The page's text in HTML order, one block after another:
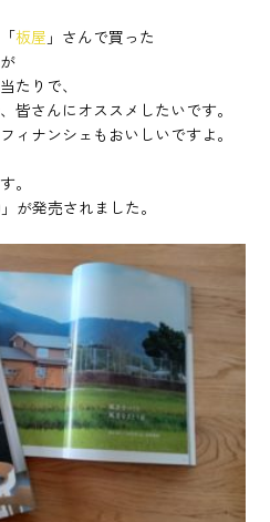
板屋 」さんで買った
たりで、
皆さんにオススメしたいです。
ィナンシェもおいしいですよ。
。
発売されました。